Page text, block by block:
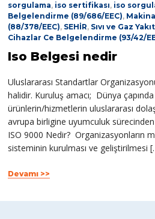
sorgulama, iso sertifikası, iso
Belgelendirme (89/686/EEC),
(88/378/EEC), SEHİR, Sıvı ve Gaz
Cihazlar Ce Belgelendirme (93/42/
Iso Belgesi nedir
Uluslararası Standartlar
halidir. Kuruluş amacı; Dünya
ürünlerin/hizmetlerin uluslararası
avrupa birligine uyumculuk
ISO 9000 Nedir? Organizasyonların
sisteminin kurulması ve geliştirilmesi
Devamı >>